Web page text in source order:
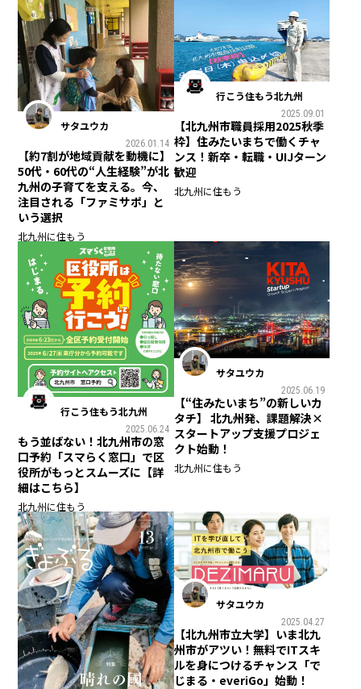
サタユウカ
2026.01.14
【約7割が地域貢献を動機に】
50代・60代の“人生経験”が北
九州の子育てを支える。今、
注目される「ファミサポ」と
いう選択
北九州に住もう
行こう住もう北九州
2025.09.01
【北九州市職員採用2025秋季
枠】住みたいまちで働くチャ
ンス！新卒・転職・UIJターン
歓迎
北九州に住もう
行こう住もう北九州
2025.06.24
もう並ばない！北九州市の窓
口予約「スマらく窓口」で区
役所がもっとスムーズに【詳
細はこちら】
北九州に住もう
サタユウカ
2025.06.19
【“住みたいまち”の新しいカ
タチ】 北九州発、課題解決×
スタートアップ支援プロジェ
クト始動！
北九州に住もう
サタユウカ
2025.04.27
【北九州市立大学】いま北九
州市がアツい！無料でITスキ
ルを身につけるチャンス「で
じまる・everiGo」始動！